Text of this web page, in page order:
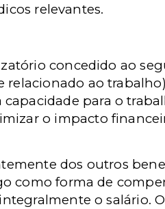
relevantes.
concedido ao
ao
para o
o impacto
dos outros
como forma de
o salário.